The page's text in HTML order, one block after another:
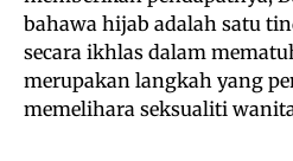
bahawa hijab adalah satu
secara ikhlas dalam
merupakan langkah yang
memelihara seksualiti